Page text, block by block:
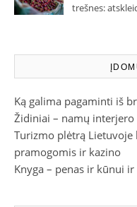
trešnes:
Ką galima pagaminti iš
Židiniai – namų interjero
Turizmo plėtrą Lietuvoje
pramogomis ir kazino
Knyga – penas ir kūnui ir